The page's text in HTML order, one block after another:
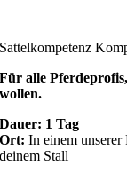
Sattelkompetenz
Für alle
wollen.
Dauer: 1 Tag
Ort: In einem unserer
deinem Stall